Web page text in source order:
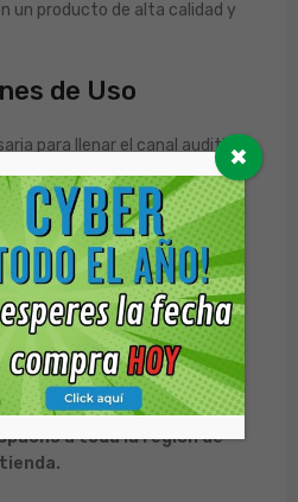
un producto de alta calidad y
de Uso
para llenar el canal auditivo
del tamaño del animal).
de la oreja durante unos
se mueva en el interior.
la cabeza.
y la suciedad del pabellón
normalmente.
a toda la región de
✖